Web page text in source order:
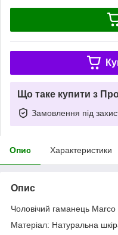
Що таке купити з
Замовлення під
Опис Характеристики
Опис
Чоловічий гаманець Marco
Матеріал: Натуральна